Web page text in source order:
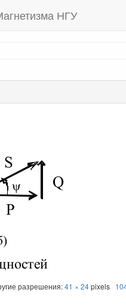
НГУ
разрешения:41 × 24pixels